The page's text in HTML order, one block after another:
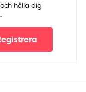
hålla dig